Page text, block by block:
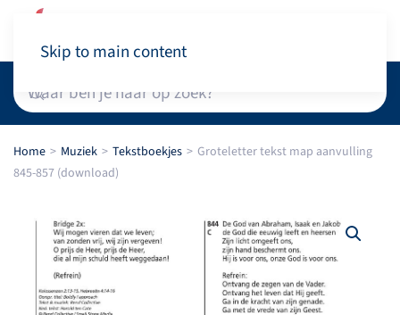
Skip to main content
Home Muziek Tekstboekjes
Groteletter tekst map aanvulling
845-857 (download)